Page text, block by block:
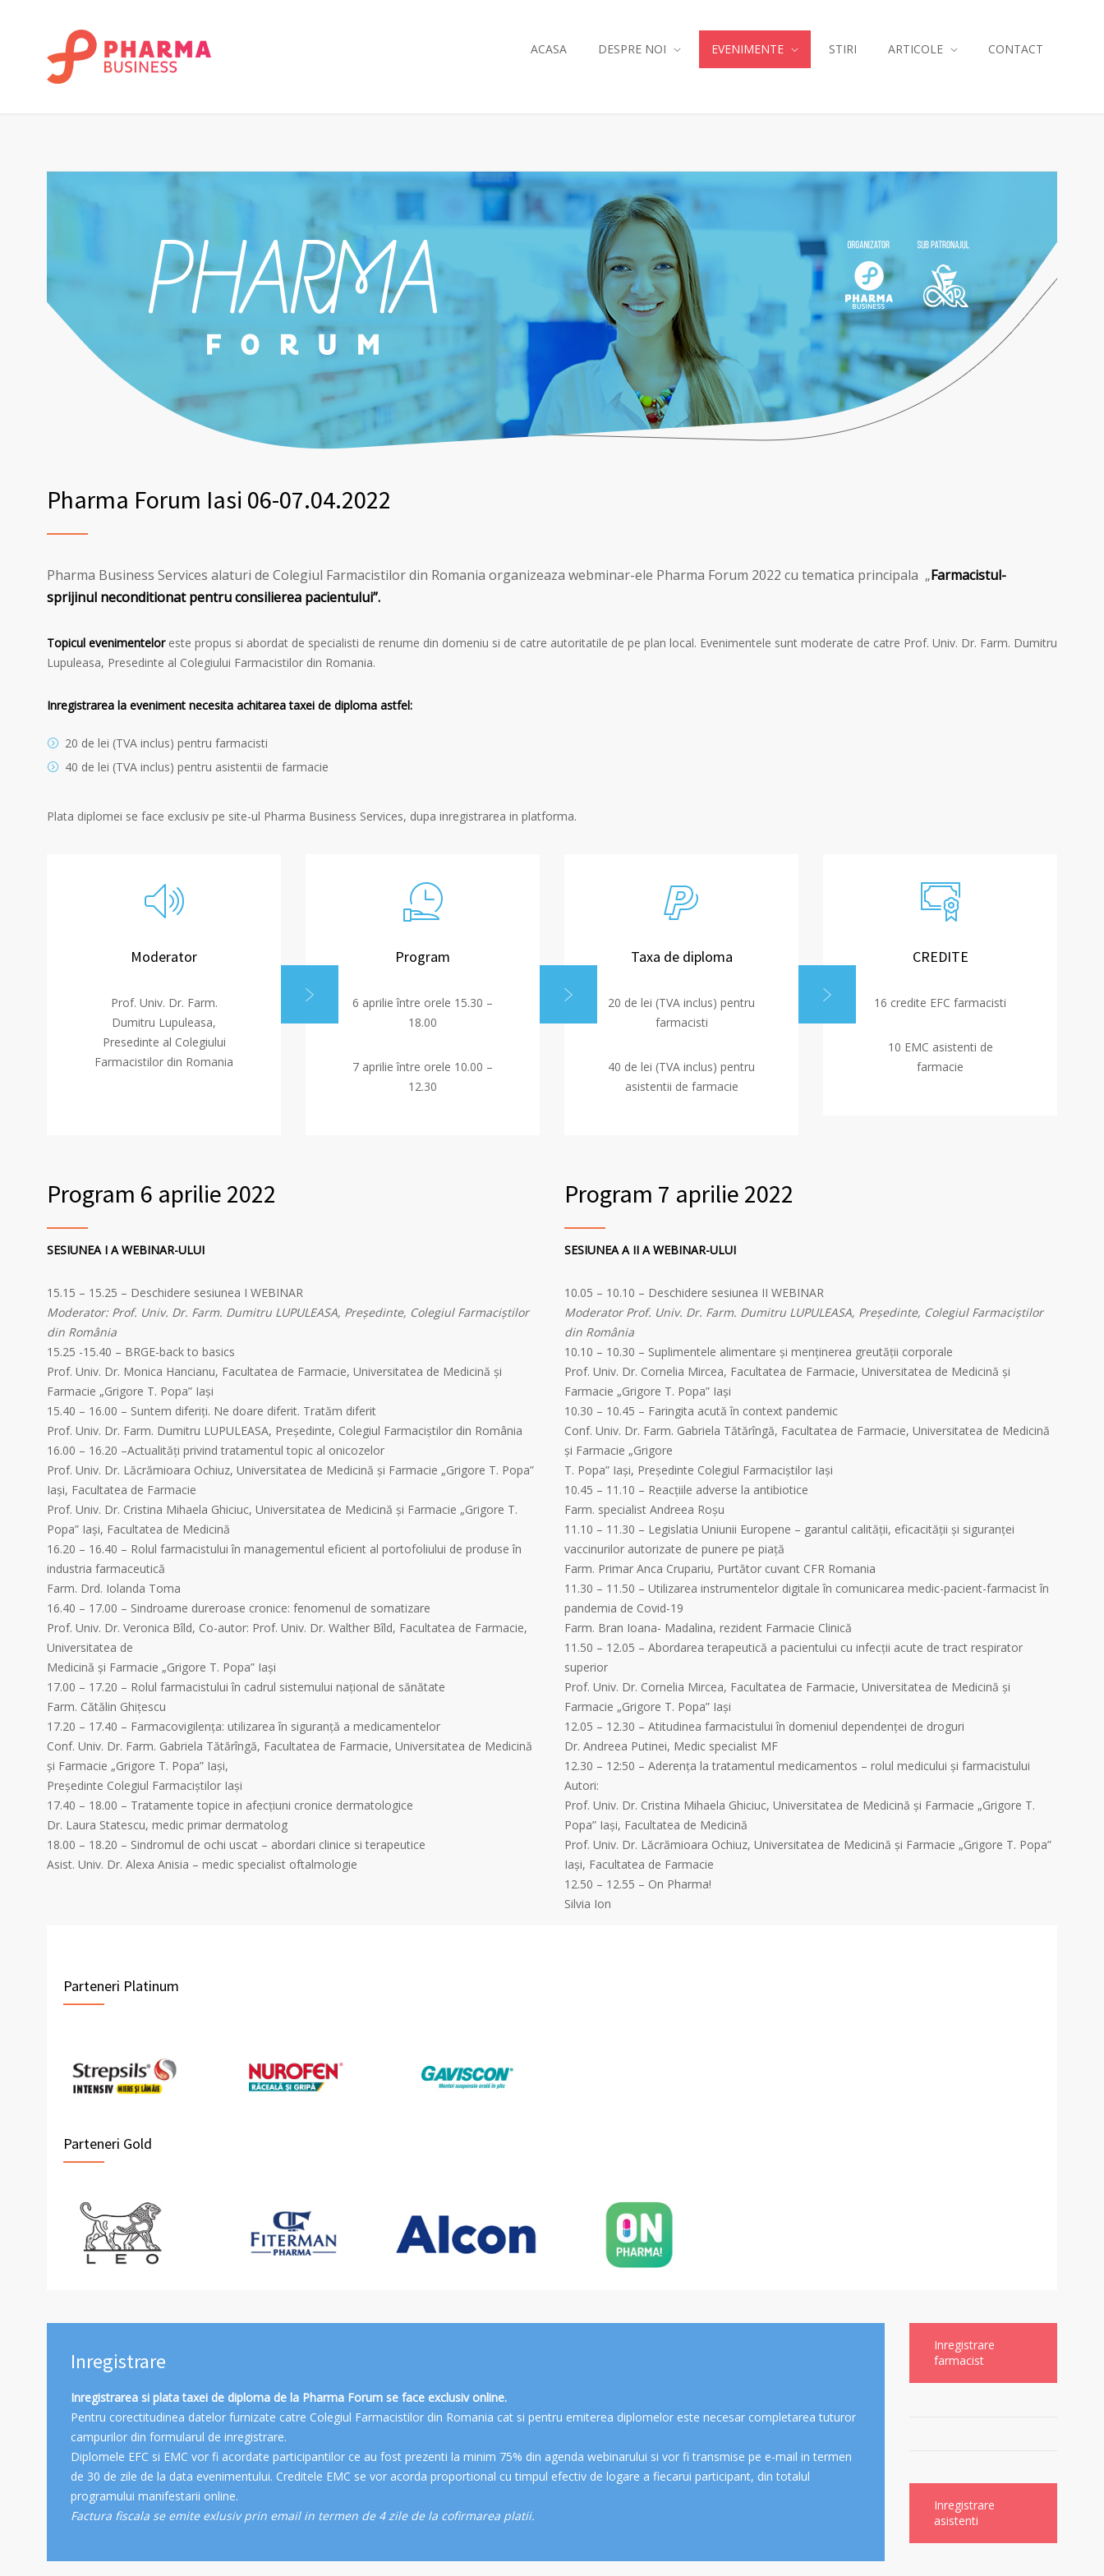
ACASA DESPRE NOI EVENIMENTE STIRI ARTICOLE CONTACT
Pharma Forum Iasi 06-07.04.2022
Pharma Business Services alaturi de Colegiul Farmacistilor din Romania organizeaza webminar-ele Pharma Forum 2022 cu tematica principala „Farmacistul-
sprijinul neconditionat pentru consilierea pacientului”.
Topicul evenimenteloreste propus si abordat de specialisti de renume din domeniu si de catre autoritatile de pe plan local. Evenimentele sunt moderate de catre Prof. Univ. Dr. Farm. Dumitru
Lupuleasa, Presedinte al Colegiului Farmacistilor din Romania.
Inregistrarea la eveniment necesita achitarea taxei de diploma astfel:
20 de lei (TVA inclus) pentru farmacisti
40 de lei (TVA inclus) pentru asistentii de farmacie
Plata diplomei se face exclusiv pe site-ul Pharma Business Services, dupa inregistrarea in platforma.
Moderator
Prof. Univ. Dr. Farm.
Dumitru Lupuleasa,
Presedinte al Colegiului
Farmacistilor din Romania
Program
6 aprilie între orele 15.30 –
18.00
7 aprilie între orele 10.00 –
12.30
Taxa de diploma
20 de lei (TVA inclus) pentru
farmacisti
40 de lei (TVA inclus) pentru
asistentii de farmacie
CREDITE
16 credite EFC farmacisti
10 EMC asistenti de
farmacie
Program 6 aprilie 2022
SESIUNEA I A WEBINAR-ULUI
15.15 – 15.25 – Deschidere sesiunea I WEBINAR
Moderator: Prof. Univ. Dr. Farm. Dumitru LUPULEASA, Preşedinte, Colegiul Farmaciştilor
din România
15.25 -15.40 – BRGE-back to basics
Prof. Univ. Dr. Monica Hancianu, Facultatea de Farmacie, Universitatea de Medicină şi
Farmacie „Grigore T. Popa” Iaşi
15.40 – 16.00 – Suntem diferiți. Ne doare diferit. Tratăm diferit
Prof. Univ. Dr. Farm. Dumitru LUPULEASA, Preşedinte, Colegiul Farmaciştilor din România
16.00 – 16.20 –Actualități privind tratamentul topic al onicozelor
Prof. Univ. Dr. Lăcrămioara Ochiuz, Universitatea de Medicină şi Farmacie „Grigore T. Popa”
Iaşi, Facultatea de Farmacie
Prof. Univ. Dr. Cristina Mihaela Ghiciuc, Universitatea de Medicină şi Farmacie „Grigore T.
Popa” Iaşi, Facultatea de Medicină
16.20 – 16.40 – Rolul farmacistului în managementul eficient al portofoliului de produse în
industria farmaceutică
Farm. Drd. Iolanda Toma
16.40 – 17.00 – Sindroame dureroase cronice: fenomenul de somatizare
Prof. Univ. Dr. Veronica Bîld, Co-autor: Prof. Univ. Dr. Walther Bîld, Facultatea de Farmacie,
Universitatea de
Medicină şi Farmacie „Grigore T. Popa” Iaşi
17.00 – 17.20 – Rolul farmacistului în cadrul sistemului național de sănătate
Farm. Cătălin Ghițescu
17.20 – 17.40 – Farmacovigilența: utilizarea în siguranță a medicamentelor
Conf. Univ. Dr. Farm. Gabriela Tătărîngă, Facultatea de Farmacie, Universitatea de Medicină
şi Farmacie „Grigore T. Popa” Iaşi,
Președinte Colegiul Farmaciștilor Iași
17.40 – 18.00 – Tratamente topice in afecțiuni cronice dermatologice
Dr. Laura Statescu, medic primar dermatolog
18.00 – 18.20 – Sindromul de ochi uscat – abordari clinice si terapeutice
Asist. Univ. Dr. Alexa Anisia – medic specialist oftalmologie
Program 7 aprilie 2022
SESIUNEA A II A WEBINAR-ULUI
10.05 – 10.10 – Deschidere sesiunea II WEBINAR
Moderator Prof. Univ. Dr. Farm. Dumitru LUPULEASA, Preşedinte, Colegiul Farmaciştilor
din România
10.10 – 10.30 – Suplimentele alimentare și menținerea greutății corporale
Prof. Univ. Dr. Cornelia Mircea, Facultatea de Farmacie, Universitatea de Medicină şi
Farmacie „Grigore T. Popa” Iaşi
10.30 – 10.45 – Faringita acută în context pandemic
Conf. Univ. Dr. Farm. Gabriela Tătărîngă, Facultatea de Farmacie, Universitatea de Medicină
şi Farmacie „Grigore
T. Popa” Iaşi, Președinte Colegiul Farmaciștilor Iași
10.45 – 11.10 – Reacțiile adverse la antibiotice
Farm. specialist Andreea Roșu
11.10 – 11.30 – Legislatia Uniunii Europene – garantul calității, eficacității și siguranței
vaccinurilor autorizate de punere pe piață
Farm. Primar Anca Crupariu, Purtător cuvant CFR Romania
11.30 – 11.50 – Utilizarea instrumentelor digitale în comunicarea medic-pacient-farmacist în
pandemia de Covid-19
Farm. Bran Ioana- Madalina, rezident Farmacie Clinică
11.50 – 12.05 – Abordarea terapeutică a pacientului cu infecții acute de tract respirator
superior
Prof. Univ. Dr. Cornelia Mircea, Facultatea de Farmacie, Universitatea de Medicină şi
Farmacie „Grigore T. Popa” Iaşi
12.05 – 12.30 – Atitudinea farmacistului în domeniul dependenței de droguri
Dr. Andreea Putinei, Medic specialist MF
12.30 – 12:50 – Aderența la tratamentul medicamentos – rolul medicului și farmacistului
Autori:
Prof. Univ. Dr. Cristina Mihaela Ghiciuc, Universitatea de Medicină şi Farmacie „Grigore T.
Popa” Iaşi, Facultatea de Medicină
Prof. Univ. Dr. Lăcrămioara Ochiuz, Universitatea de Medicină şi Farmacie „Grigore T. Popa”
Iaşi, Facultatea de Farmacie
12.50 – 12.55 – On Pharma!
Silvia Ion
Parteneri Platinum
Parteneri Gold
Inregistrare
Inregistrarea si plata taxei de diploma de la Pharma Forum se face exclusiv online.
Pentru corectitudinea datelor furnizate catre Colegiul Farmacistilor din Romania cat si pentru emiterea diplomelor este necesar completarea tuturor
campurilor din formularul de inregistrare.
Diplomele EFC si EMC vor fi acordate participantilor ce au fost prezenti la minim 75% din agenda webinarului si vor fi transmise pe e-mail in termen
de 30 de zile de la data evenimentului. Creditele EMC se vor acorda proportional cu timpul efectiv de logare a fiecarui participant, din totalul
programului manifestarii online.
Factura fiscala se emite exlusiv prin email in termen de 4 zile de la cofirmarea platii.
Inregistrare
farmacist
Inregistrare
asistenti